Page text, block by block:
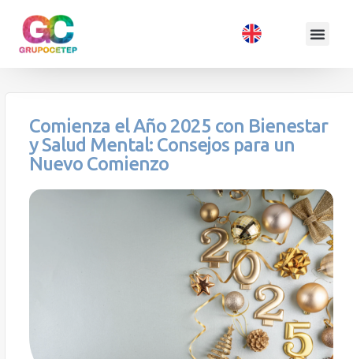
Comienza el Año 2025 con Bienestar
y Salud Mental: Consejos para un
Nuevo Comienzo